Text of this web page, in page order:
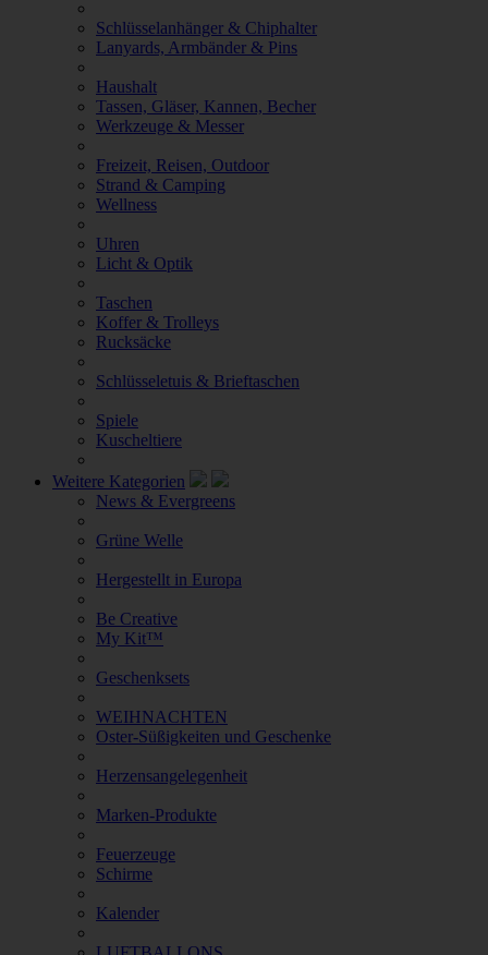
Schlüsselanhänger & Chiphalter
Lanyards, Armbänder & Pins
Haushalt
Tassen, Gläser, Kannen, Becher
Werkzeuge & Messer
Freizeit, Reisen, Outdoor
Strand & Camping
Wellness
Uhren
Licht & Optik
Taschen
Koffer & Trolleys
Rucksäcke
Schlüsseletuis & Brieftaschen
Spiele
Kuscheltiere
Weitere Kategorien
News & Evergreens
Grüne Welle
Hergestellt in Europa
Be Creative
My Kit™
Geschenksets
WEIHNACHTEN
Oster-Süßigkeiten und Geschenke
Herzensangelegenheit
Marken-Produkte
Feuerzeuge
Schirme
Kalender